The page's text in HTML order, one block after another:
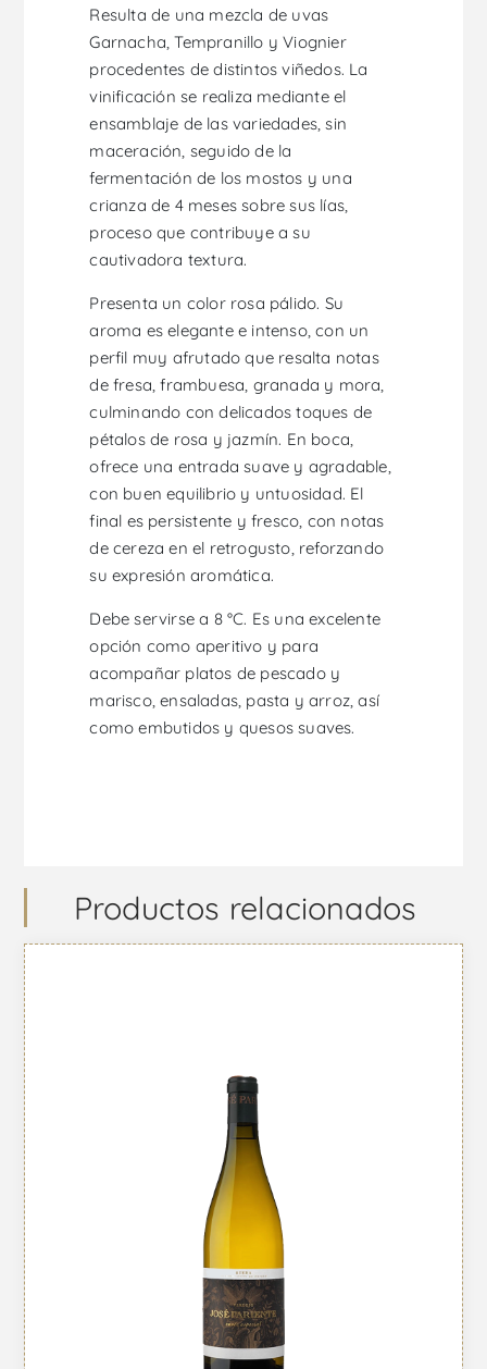
Resulta de una mezcla de uvas
Garnacha, Tempranillo y Viognier
procedentes de distintos viñedos. La
vinificación se realiza mediante el
ensamblaje de las variedades, sin
maceración, seguido de la
fermentación de los mostos y una
crianza de 4 meses sobre sus lías,
proceso que contribuye a su
cautivadora textura.
Presenta un color rosa pálido. Su
aroma es elegante e intenso, con un
perfil muy afrutado que resalta notas
de fresa, frambuesa, granada y mora,
culminando con delicados toques de
pétalos de rosa y jazmín. En boca,
ofrece una entrada suave y agradable,
con buen equilibrio y untuosidad. El
final es persistente y fresco, con notas
de cereza en el retrogusto, reforzando
su expresión aromática.
Debe servirse a 8 °C. Es una excelente
opción como aperitivo y para
acompañar platos de pescado y
marisco, ensaladas, pasta y arroz, así
como embutidos y quesos suaves.
Productos relacionados